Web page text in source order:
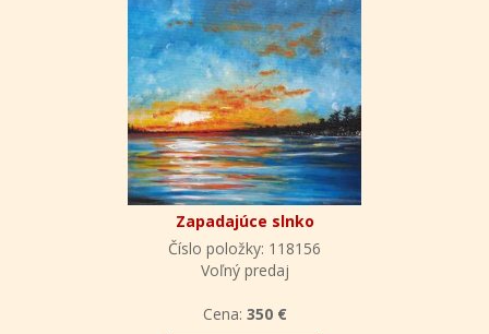
Zapadajúce slnko
Číslo položky: 118156
Voľný predaj
Cena: 350 €